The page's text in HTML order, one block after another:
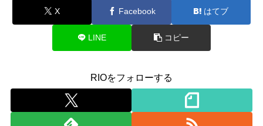
X Facebook はてブ
LINE コピー
RIOをフォローする